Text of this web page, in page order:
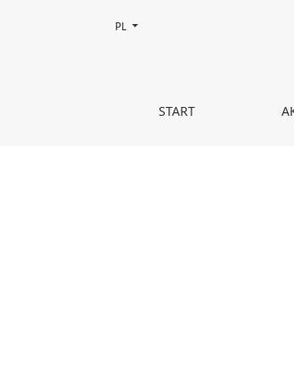
Gra planszowa w komunikacji
START
Zmień język, obecnie wybrany to:
PL